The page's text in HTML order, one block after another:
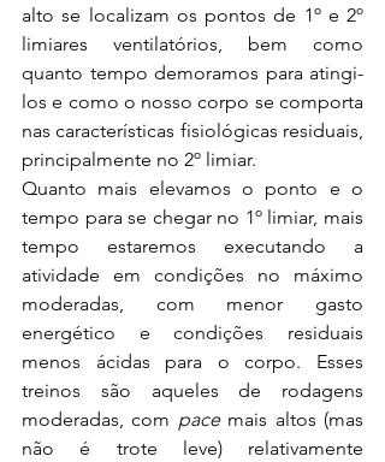
alto se localizam os pontos de 1º e 2º
limiares ventilatórios, bem como
quanto tempo demoramos para atingi-
los e como o nosso corpo se comporta
nas características fisiológicas residuais,
principalmente no 2º limiar.
Quanto mais elevamos o ponto e o
tempo para se chegar no 1º limiar, mais
tempo estaremos executando a
atividade em condições no máximo
moderadas, com menor gasto
energético e condições residuais
menos ácidas para o corpo. Esses
treinos são aqueles de rodagens
moderadas, com pace mais altos (mas
não é trote leve) relativamente